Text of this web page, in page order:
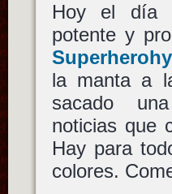
Hoy el día
potente y
la manta a
sacado
noticias que
Hay para
colores.